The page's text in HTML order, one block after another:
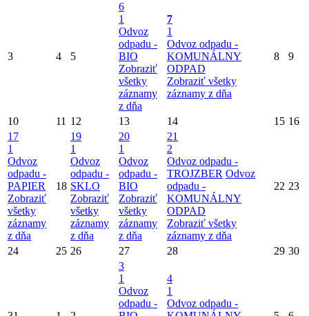
3 4 5
6
1
Odvoz
odpadu -
BIO
Zobraziť
všetky
záznamy
z dňa
7
1
Odvoz odpadu -
KOMUNÁLNY
ODPAD
Zobraziť všetky
záznamy z dňa
8 9
10 11 12 13 14 15 16
17
1
Odvoz
odpadu -
PAPIER
Zobraziť
všetky
záznamy
z dňa
18
19
1
Odvoz
odpadu -
SKLO
Zobraziť
všetky
záznamy
z dňa
20
1
Odvoz
odpadu -
BIO
Zobraziť
všetky
záznamy
z dňa
21
2
Odvoz odpadu -
TROJZBER Odvoz
odpadu -
KOMUNÁLNY
ODPAD
Zobraziť všetky
záznamy z dňa
22 23
24 25 26 27 28 29 30
3
1
Odvoz
odpadu -
4
1
Odvoz odpadu -